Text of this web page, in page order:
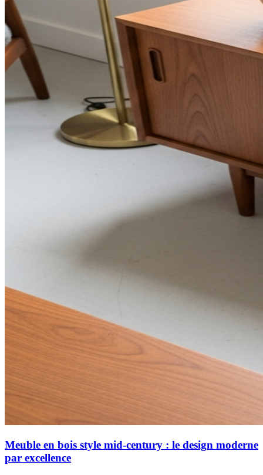
Meuble en bois style mid-century : le design moderne
par excellence